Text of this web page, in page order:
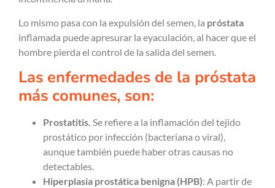
Lo mismo pasa con la expulsión del semen, la próstata
inflamada puede apresurar la eyaculación, al hacer que el
hombre pierda el control de la salida del semen.
Las enfermedades de la próstata
más comunes, son:
Prostatitis. Se refiere a la inflamación del tejido
prostático por infección (bacteriana o viral),
aunque también puede haber otras causas no
detectables.
Hiperplasia prostática benigna (HPB): A partir de